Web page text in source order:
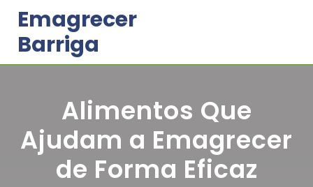
content
Emagrecer
Barriga
Alimentos Que
Ajudam a Emagrecer
de Forma Eficaz